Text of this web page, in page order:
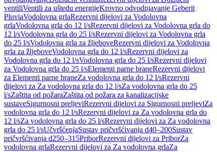
ventiliVentili za uštedu energijeKrovno odvodnjavanje Geberit
PluviaVodolovna grlaRezervni dijelovi za Vodolovna
grlaVodolovna grla do 12 l/sRezervni dijelovi za Vodolovna grla do
12 l/sVodolovna grla do 25 l/sRezervni dijelovi za Vodolovna grla
do 25 l/sVodolovna grla za žljeboveRezervni dijelovi za Vodolovna
grla za žljeboveVodolovna grla do 12 l/sRezervni dijelovi za
Vodolovna grla do 12 l/sVodolovna grla do 25 l/sRezervni dijelovi
za Vodolovna grla do 25 l/sElementi parne braneRezervni dijelovi
za Elementi parne braneZa vodolovna grla do 12 l/sRezervni
dijelovi za Za vodolovna grla do 12 l/sZa vodolovna grla do 25
l/sZaštita od požaraZaštita od požara za kanalizacijske
sustaveSigurnosni preljeviRezervni dijelovi za Sigurnosni preljeviZa
vodolovna grla do 12 l/sRezervni dijelovi za Za vodolovna grla do
12 l/sZa vodolovna grla do 25 l/sRezervni dijelovi za Za vodolovna
grla do 25 l/sUčvršćenjaSustav pričvršćivanja d40–200Sustav
pričvršćivanja d250–315PriborRezervni dijelovi za PriborZa
vodolovna grlaRezervni dijelovi za Za vodolovna grlaZa